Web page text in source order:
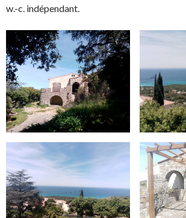
w.-c. indépendant.